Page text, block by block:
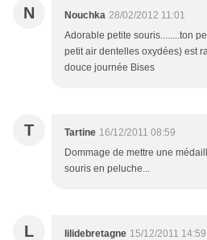
N Nouchka 28/02/2012 11:01
Adorable petite souris........ton
petit air dentelles oxydées) est
douce journée Bises
T Tartine 16/12/2011 08:59
Dommage de mettre une
souris en peluche...
L lilidebretagne 15/12/2011 14:59